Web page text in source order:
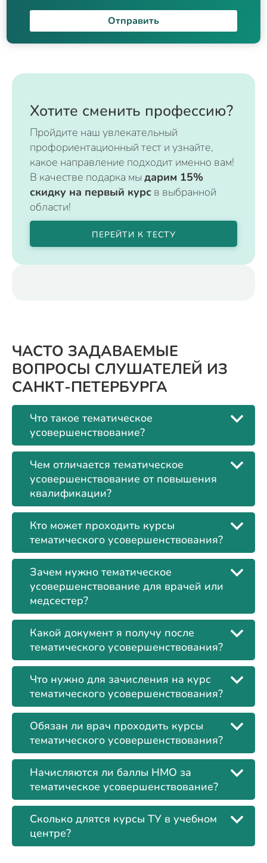
Отправить
Хотите сменить профессию?
Пройдите наш увлекательный
профориентационный тест и узнайте,
какое направление подходит именно вам!
В качестве подарка мы дарим 15%
скидку на первый курс в выбранной
области!
ПЕРЕЙТИ К ТЕСТУ
ЧАСТО ЗАДАВАЕМЫЕ
ВОПРОСЫ СЛУШАТЕЛЕЙ ИЗ
САНКТ-ПЕТЕРБУРГА
Что такое тематическое
усовершенствование?
Чем отличается тематическое
усовершенствование от повышения
квалификации?
Кто может проходить курсы
тематического усовершенствования?
Зачем нужно тематическое
усовершенствование для врачей или
медсестер?
Какой документ я получу после
тематического усовершенствования?
Что нужно для зачисления на курс
тематического усовершенствования?
Обязан ли врач проходить курсы
тематического усовершенствования?
Начисляются ли баллы НМО за
тематическое усовершенствование?
Сколько длятся курсы ТУ в учебном
центре?